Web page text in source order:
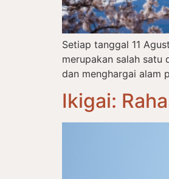
Setiap tanggal 11
merupakan salah
dan menghargai alam
Ikigai: